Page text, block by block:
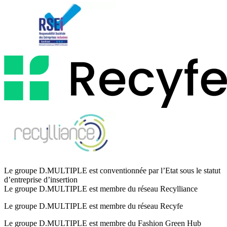
Le groupe D.MULTIPLE est conventionnée par l’Etat sous le statut
d’entreprise d’insertion
Le groupe D.MULTIPLE est membre du réseau Recylliance
Le groupe D.MULTIPLE est membre du réseau Recyfe
Le groupe D.MULTIPLE est membre du Fashion Green Hub